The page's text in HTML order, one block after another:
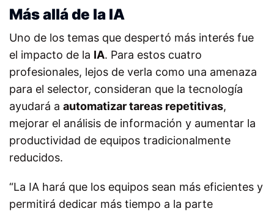
Más allá de la IA
Uno de los temas que despertó más interés fue
el impacto de la IA. Para estos cuatro
profesionales, lejos de verla como una amenaza
para el selector, consideran que la tecnología
ayudará a automatizar tareas repetitivas,
mejorar el análisis de información y aumentar la
productividad de equipos tradicionalmente
reducidos.
“La IA hará que los equipos sean más eficientes y
permitirá dedicar más tiempo a la parte